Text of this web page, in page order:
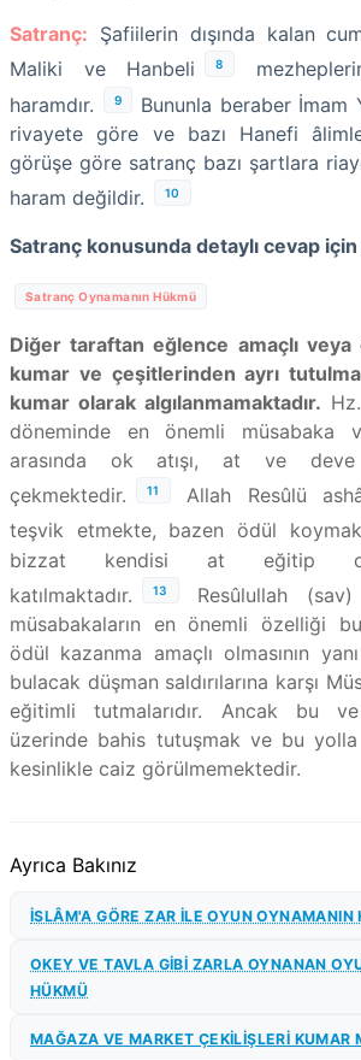
Satranç: Şafiilerin dışında kalan
Maliki ve Hanbeli
8
haramdır.
9
Bununla beraber İmam
rivayete göre ve bazı Hanefi
görüşe göre satranç bazı şartlara
haram değildir.
10
Satranç konusunda detaylı cevap için
Satranç Oynamanın Hükmü
Diğer taraftan eğlence amaçlı veya
kumar ve çeşitlerinden ayrı
kumar olarak algılanmamaktadır.
döneminde en önemli müsabaka
arasında ok atışı, at ve deve
çekmektedir.
11
Allah Resûlü
teşvik etmekte, bazen ödül
bizzat kendisi at eğitip
katılmaktadır.
13
Resûlullah
müsabakaların en önemli özelliği
ödül kazanma amaçlı olmasının
bulacak düşman saldırılarına karşı
eğitimli tutmalarıdır. Ancak bu
üzerinde bahis tutuşmak ve bu
kesinlikle caiz görülmemektedir.
Ayrıca Bakınız
İSLÂM'A GÖRE ZAR İLE OYUN OYNAMANIN
OKEY VE TAVLA GİBİ ZARLA OYNANAN
HÜKMÜ
MAĞAZA VE MARKET ÇEKİLİŞLERİ KUMAR